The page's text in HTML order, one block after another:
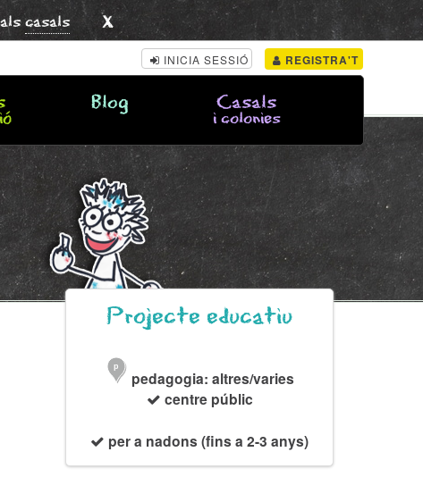
alscasals x
INICIA SESSIÓ REGISTRA'T
Blog Casals
i colonies
Projecte educatiu
p
pedagogia: altres/varies
centre públic
per a nadons (fins a 2-3 anys)